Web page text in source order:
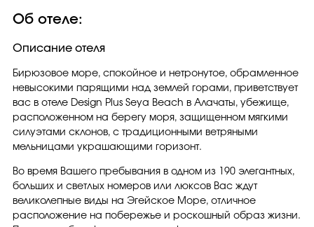
Об отеле:
Описание отеля
Бирюзовое море, спокойное и нетронутое, обрамленное
невысокими парящими над землей горами, приветствует
вас в отеле Design Plus Seya Beach в Алачаты, убежище,
расположенном на берегу моря, защищенном мягкими
силуэтами склонов, с традиционными ветряными
мельницами украшающими горизонт.
Во время Вашего пребывания в одном из 190 элегантных,
больших и светлых номеров или люксов Вас ждут
великолепные виды на Эгейское Море, отличное
расположение на побережье и роскошный образ жизни.